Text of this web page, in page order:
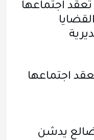
تعقد اجتماعها
اجتماعها
يدشن